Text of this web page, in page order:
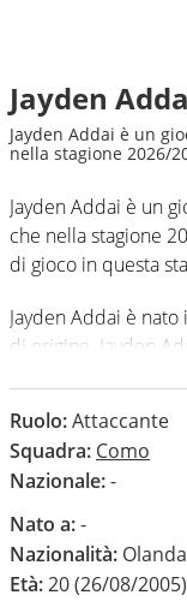
Jayden
Jayden Addai è un
nella stagione 2026/
Jayden Addai è un
che nella stagione
di gioco in questa
Jayden Addai è
di origine. Jayden
74 kg. Il suo piede
In questa stagione
partite e non ha
Ruolo:Attaccante
Squadra: Como
Nazionale:-
Nato a:-
Nazionalità: Olanda
Età:20 (26/08/2005)